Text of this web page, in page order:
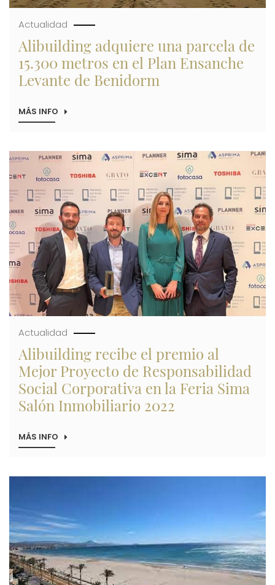
Actualidad
Alibuilding adquiere una parcela de
15.300 metros en el Plan Ensanche
Levante de Benidorm
MÁS INFO SOBRE
PARCELA
DE
METROS
EN
EL
PLAN
ENSANCHE
LEVANTE
DE
BENIDORM
Imagen
Actualidad
Alibuilding recibe el premio al
Mejor Proyecto de Responsabilidad
Social Corporativa en la Feria Sima
Salón Inmobiliario 2022
MÁS INFO SOBRE
PREMIO
DE
RESPONSABILIDAD
SOCIAL
CORPORATIVA
EN
LA
FERIA